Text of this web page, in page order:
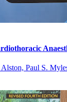
Paul S.